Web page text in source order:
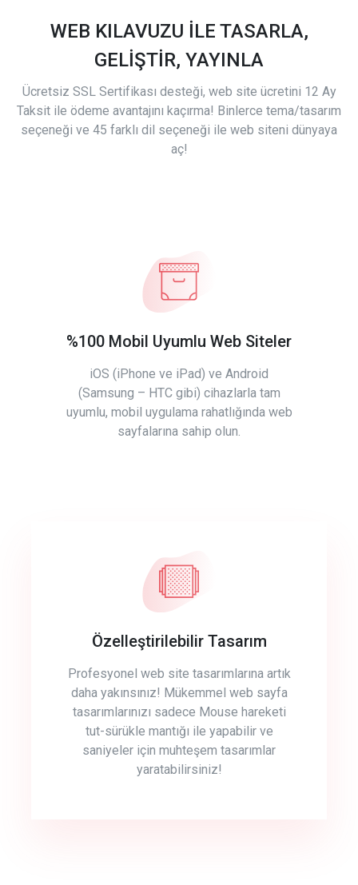
WEB KILAVUZU İLE TASARLA,
GELİŞTİR, YAYINLA
Ücretsiz SSL Sertifikası desteği, web site ücretini 12 Ay
Taksit ile ödeme avantajını kaçırma! Binlerce tema/tasarım
seçeneği ve 45 farklı dil seçeneği ile web siteni dünyaya
aç!
%100 Mobil Uyumlu Web Siteler
iOS (iPhone ve iPad) ve Android
(Samsung – HTC gibi) cihazlarla tam
uyumlu, mobil uygulama rahatlığında web
sayfalarına sahip olun.
Özelleştirilebilir Tasarım
Profesyonel web site tasarımlarına artık
daha yakınsınız! Mükemmel web sayfa
tasarımlarınızı sadece Mouse hareketi
tut-sürükle mantığı ile yapabilir ve
saniyeler için muhteşem tasarımlar
yaratabilirsiniz!